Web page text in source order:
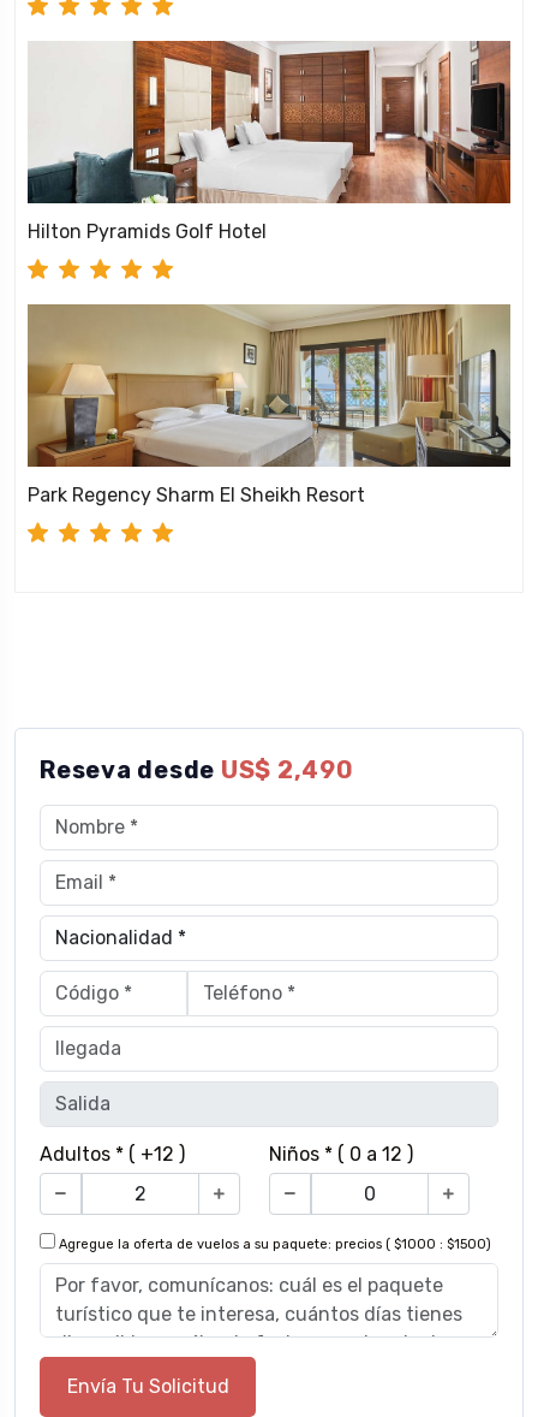
Hilton Pyramids Golf Hotel
Park Regency Sharm El Sheikh Resort
Reseva desde US$ 2,490
Adultos * ( +12 ) Niños * ( 0 a 12 )
Agregue la oferta de vuelos a su paquete: precios ( $1000 : $1500)
Envía Tu Solicitud